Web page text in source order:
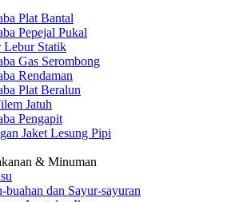
Plat Bantal
Pepejal Pukal
Lebur Statik
Gas Serombong
Rendaman
Plat Beralun
Jatuh
Pengapit
Jaket Lesung Pipi
& Minuman
buahan dan Sayur-sayuran